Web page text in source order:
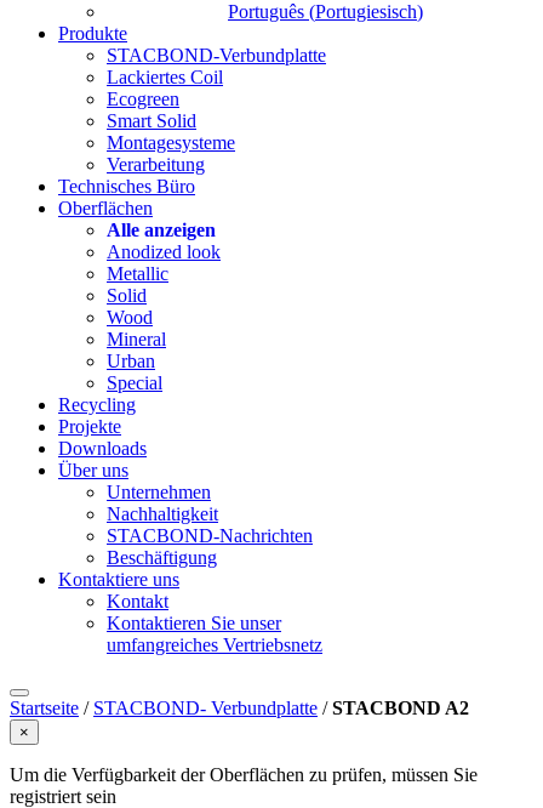
Português (Portugiesisch)
Produkte
STACBOND-Verbundplatte
Lackiertes Coil
Ecogreen
Smart Solid
Montagesysteme
Verarbeitung
Technisches Büro
Oberflächen
Alle anzeigen
Anodized look
Metallic
Solid
Wood
Mineral
Urban
Special
Recycling
Projekte
Downloads
Über uns
Unternehmen
Nachhaltigkeit
STACBOND-Nachrichten
Beschäftigung
Kontaktiere uns
Kontakt
Kontaktieren Sie unser
umfangreiches Vertriebsnetz
Startseite / STACBOND- Verbundplatte /STACBOND A2
×
Um die Verfügbarkeit der Oberflächen zu prüfen, müssen Sie
registriert sein